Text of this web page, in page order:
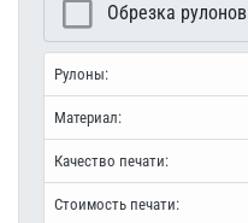
Обрезка рулонов
Рулоны:
Материал:
Качество печати:
Стоимость печати: